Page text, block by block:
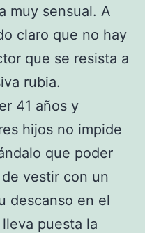
muy sensual. A
claro que no hay
que se resista a
rubia.
41 años y
hijos no impide
que poder
vestir con un
descanso en el
puesta la